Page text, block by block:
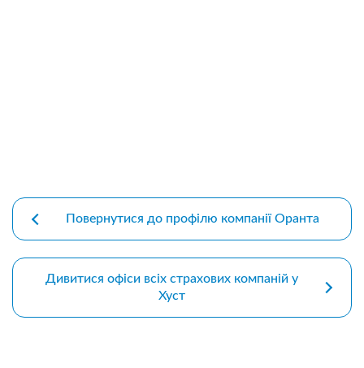
Повернутися до профілю компанії Оранта
Дивитися офіси всіх страхових компаній у
Хуст